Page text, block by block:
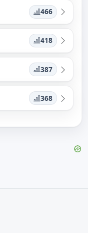
466
418
387
368